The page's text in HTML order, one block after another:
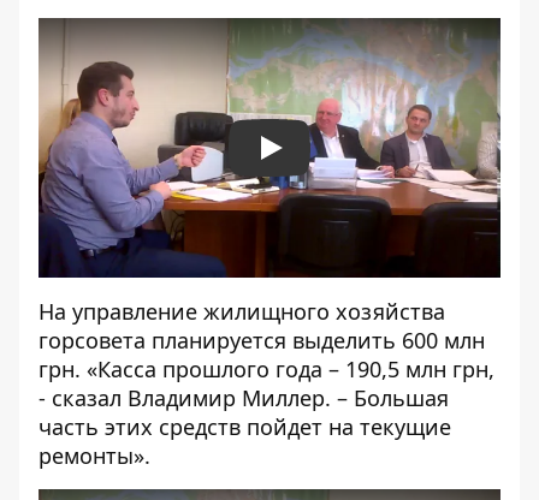
Play
На управление жилищного хозяйства
горсовета планируется выделить 600 млн
грн. «Касса прошлого года – 190,5 млн грн,
- сказал Владимир Миллер. – Большая
часть этих средств пойдет на текущие
ремонты».